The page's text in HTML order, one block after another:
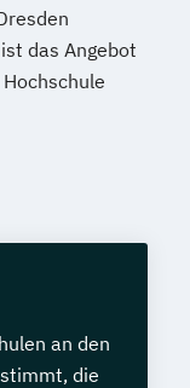
das Angebot
an den
die